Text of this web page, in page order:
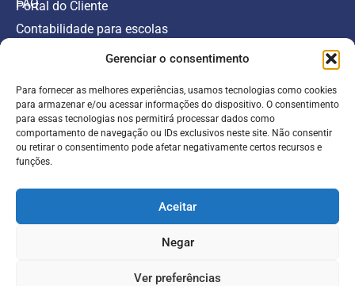
Gerenciar o consentimento
Para fornecer as melhores experiências, usamos tecnologias como cookies
para armazenar e/ou acessar informações do dispositivo. O consentimento
para essas tecnologias nos permitirá processar dados como
comportamento de navegação ou IDs exclusivos neste site. Não consentir
ou retirar o consentimento pode afetar negativamente certos recursos e
funções.
Aceitar
Negar
Ver preferências
FAQ
Contabilidade para escolas
Portal do Cliente
©2026 Todos os direitos reservados.
Política de Privacidade